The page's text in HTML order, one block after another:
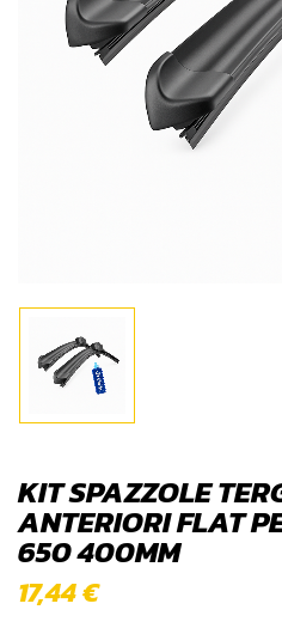
KIT SPAZZOLE
ANTERIORI FLAT
650 400MM
17,44€